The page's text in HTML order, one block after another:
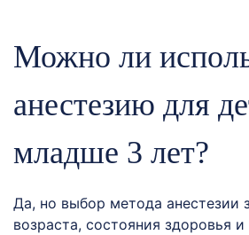
Можно ли
анестезию для
младше 3 лет?
Да, но выбор метода анестезии
возраста, состояния здоровья